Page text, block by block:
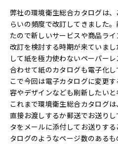
弊社の環境衛生総合カタログは
らいの頻度で改訂してきました
たので新しいサービスや商品ライ
改訂を検討する時期が来ていま
して紙を極力使わないペーパー
合わせて紙のカタログも電子化
こで今回は電子カタログに変更
容やデザインなども刷新したいと
これまで環境衛生総合カタログ
直接お渡しするか郵送でお送り
タをメールに添付してお送りす
タログのようなページ数のある